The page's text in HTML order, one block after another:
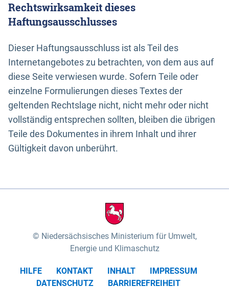
Rechtswirksamkeit dieses
Haftungsausschlusses
Dieser Haftungsausschluss ist als Teil des
Internetangebotes zu betrachten, von dem aus auf
diese Seite verwiesen wurde. Sofern Teile oder
einzelne Formulierungen dieses Textes der
geltenden Rechtslage nicht, nicht mehr oder nicht
vollständig entsprechen sollten, bleiben die übrigen
Teile des Dokumentes in ihrem Inhalt und ihrer
Gültigkeit davon unberührt.
Niedersächsisches Ministerium für Umwelt,
Energie und Klimaschutz
HILFE KONTAKT INHALT
IMPRESSUM
DATENSCHUTZ
BARRIEREFREIHEIT